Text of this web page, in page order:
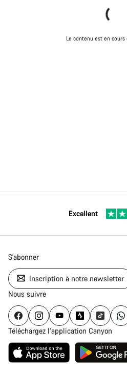
Le contenu est en
Excellent
S'abonner
Inscription à notre newsletter
Nous suivre
Téléchargez l’application Canyon